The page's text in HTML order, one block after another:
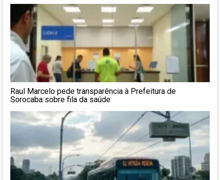
Raul Marcelo pede transparência à Prefeitura de
Sorocaba sobre fila da saúde